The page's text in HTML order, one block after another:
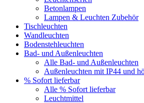
Betonlampen
Lampen & Leuchten Zubehör
Tischleuchten
Wandleuchten
Bodenstehleuchten
Bad- und Außenleuchten
Alle Bad- und Außenleuchten
Außenleuchten mit IP44 und
% Sofort lieferbar
Alle % Sofort lieferbar
Leuchtmittel